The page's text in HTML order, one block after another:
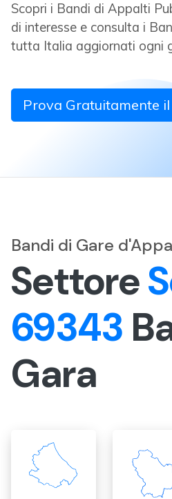
Scopri i Bandi di Appalti
di interesse e consulta i
tutta Italia aggiornati ogni
Prova Gratuitamente
Bandi di Gare
Settore
69343
Gara